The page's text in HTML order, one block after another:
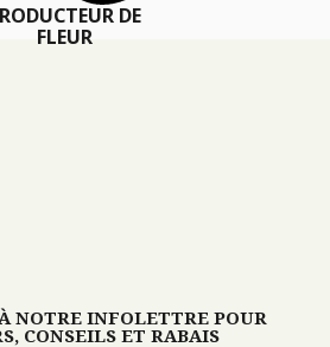
DE
FLEUR
NOTRE INFOLETTRE POUR
CONSEILS ET RABAIS